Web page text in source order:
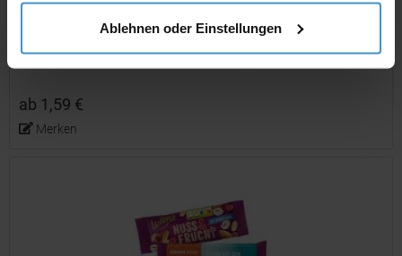
Ablehnen oder Einstellungen
Werbestarker Snack-Spaß! Ob würzige Nic Nac’s oder klassisch
ab 1,59 €
Merken